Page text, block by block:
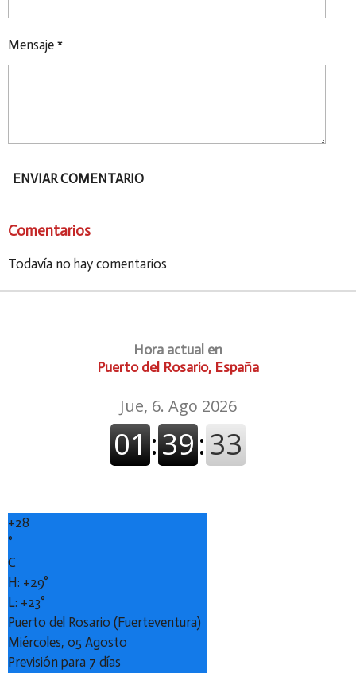
Mensaje *
ENVIAR COMENTARIO
Comentarios
Todavía no hay comentarios
Hora actual en
Puerto del Rosario, España
+28
°
C
H: +29°
L: +23°
Puerto del Rosario (Fuerteventura)
Miércoles, 05 Agosto
Previsión para 7 días